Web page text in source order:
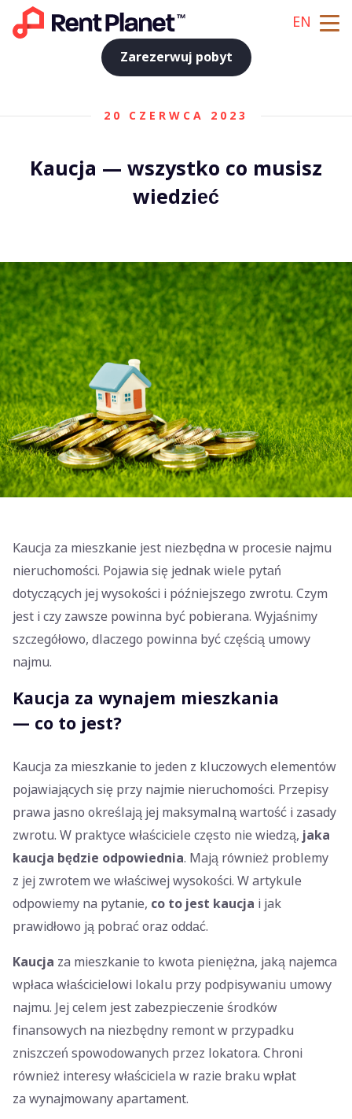
EN
Zarezerwuj pobyt
20 CZERWCA 2023
Kaucja — wszystko co musisz
wiedzieć
Kaucja za mieszkanie jest niezbędna w procesie najmu
nieruchomości. Pojawia się jednak wiele pytań
dotyczących jej wysokości i późniejszego zwrotu. Czym
jest i czy zawsze powinna być pobierana. Wyjaśnimy
szczegółowo, dlaczego powinna być częścią umowy
najmu.
Kaucja za wynajem mieszkania
— co to jest?
Kaucja za mieszkanie to jeden z kluczowych elementów
pojawiających się przy najmie nieruchomości. Przepisy
prawa jasno określają jej maksymalną wartość i zasady
zwrotu. W praktyce właściciele często nie wiedzą, jaka
kaucja będzie odpowiednia. Mają również problemy
z jej zwrotem we właściwej wysokości. W artykule
odpowiemy na pytanie, co to jest kaucja i jak
prawidłowo ją pobrać oraz oddać.
Kaucja za mieszkanie to kwota pieniężna, jaką najemca
wpłaca właścicielowi lokalu przy podpisywaniu umowy
najmu. Jej celem jest zabezpieczenie środków
finansowych na niezbędny remont w przypadku
zniszczeń spowodowanych przez lokatora. Chroni
również interesy właściciela w razie braku wpłat
za wynajmowany apartament.